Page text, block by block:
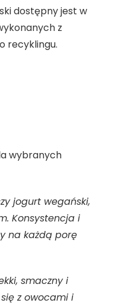
dostępny jest w
z
recyklingu.
wybranych
jogurt wegański,
Konsystencja i
na każdą porę
smaczny i
z owocami i